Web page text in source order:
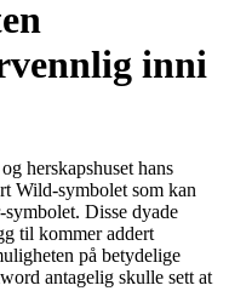
inni
herskapshuset hans
Wild-symbolet som kan
Disse dyade
til kommer addert
på betydelige
antagelig skulle sett at